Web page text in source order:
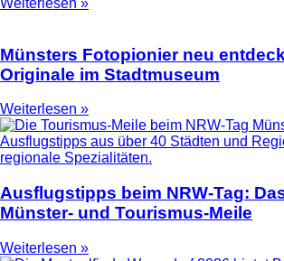
Münsters Fotopionier neu
Originale im Stadtmuseum
Weiterlesen »
Ausflugstipps beim NRW-Tag:
Münster- und Tourismus-Meile
Weiterlesen »